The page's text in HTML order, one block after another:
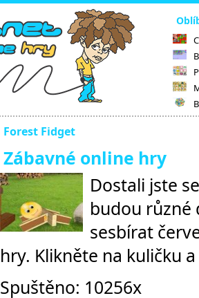
Forest Fidget
Zábavné online hry
Dostali jste
budou různé
sesbírat
hry. Klikněte na kuličku
Spuštěno: 10256x